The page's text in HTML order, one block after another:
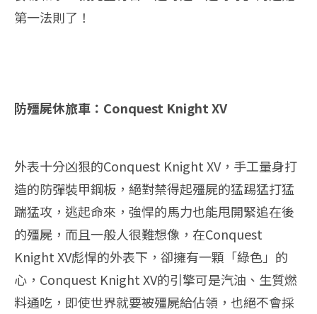
第一法則了！
防殭屍休旅車：Conquest Knight XV
外表十分凶狠的Conquest Knight XV，手工量身打
造的防彈裝甲鋼板，絕對禁得起殭屍的猛踢猛打猛
踹猛攻，逃起命來，強悍的馬力也能甩開緊追在後
的殭屍，而且一般人很難想像，在Conquest
Knight XV彪悍的外表下，卻擁有一顆「綠色」的
心，Conquest Knight XV的引擎可是汽油、生質燃
料通吃，即使世界就要被殭屍給佔領，也絕不會採